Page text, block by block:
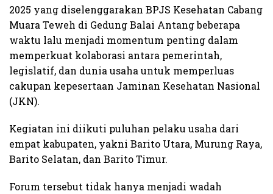
2025 yang diselenggarakan BPJS Kesehatan Cabang
Muara Teweh di Gedung Balai Antang beberapa
waktu lalu menjadi momentum penting dalam
memperkuat kolaborasi antara pemerintah,
legislatif, dan dunia usaha untuk memperluas
cakupan kepesertaan Jaminan Kesehatan Nasional
(JKN).
Kegiatan ini diikuti puluhan pelaku usaha dari
empat kabupaten, yakni Barito Utara, Murung Raya,
Barito Selatan, dan Barito Timur.
Forum tersebut tidak hanya menjadi wadah